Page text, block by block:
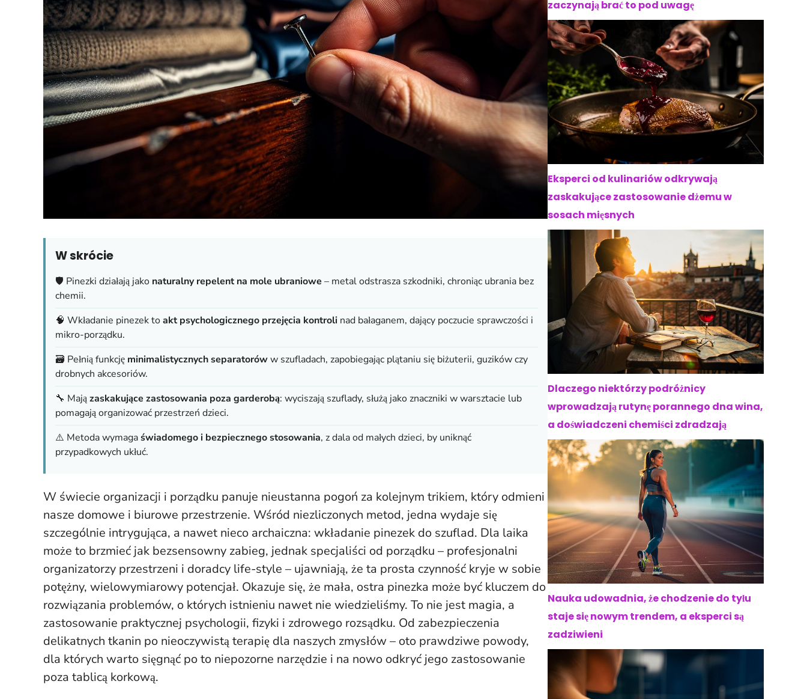
W skrócie
🛡️ Pinezki działają jako naturalny repelent na mole ubraniowe – metal odstrasza szkodniki, chroniąc ubrania bez
chemii.
🧠 Wkładanie pinezek toakt psychologicznego przejęcia kontroli nad bałaganem, dający poczucie sprawczości i
mikro-porządku.
🗃️ Pełnią funkcję minimalistycznych separatoróww szufladach, zapobiegając plątaniu się biżuterii, guzików czy
drobnych akcesoriów.
🔧 Majązaskakujące zastosowania poza garderobą: wyciszają szuflady, służą jako znaczniki w warsztacie lub
pomagają organizować przestrzeń dzieci.
⚠️ Metoda wymagaświadomego i bezpiecznego stosowania, z dala od małych dzieci, by uniknąć
przypadkowych ukłuć.
W świecie organizacji i porządku panuje nieustanna pogoń za kolejnym trikiem, który odmieni
nasze domowe i biurowe przestrzenie. Wśród niezliczonych metod, jedna wydaje się
szczególnie intrygująca, a nawet nieco archaiczna: wkładanie pinezek do szuflad. Dla laika
może to brzmieć jak bezsensowny zabieg, jednak specjaliści od porządku – profesjonalni
organizatorzy przestrzeni i doradcy life-style – ujawniają, że ta prosta czynność kryje w sobie
potężny, wielowymiarowy potencjał. Okazuje się, że mała, ostra pinezka może być kluczem do
rozwiązania problemów, o których istnieniu nawet nie wiedzieliśmy. To nie jest magia, a
zastosowanie praktycznej psychologii, fizyki i zdrowego rozsądku. Od zabezpieczenia
delikatnych tkanin po nieoczywistą terapię dla naszych zmysłów – oto prawdziwe powody,
dla których warto sięgnąć po to niepozorne narzędzie i na nowo odkryć jego zastosowanie
poza tablicą korkową.
zaczynają brać to pod uwagę
Eksperci od kulinariów odkrywają
zaskakujące zastosowanie dżemu w
sosach mięsnych
Dlaczego niektórzy podróżnicy
wprowadzają rutynę porannego dna wina,
a doświadczeni chemiści zdradzają
Nauka udowadnia, że chodzenie do tyłu
staje się nowym trendem, a eksperci są
zadziwieni